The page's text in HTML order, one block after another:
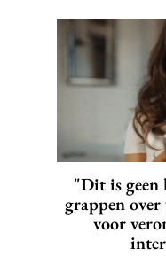
"Dit is geen
grappen
voor